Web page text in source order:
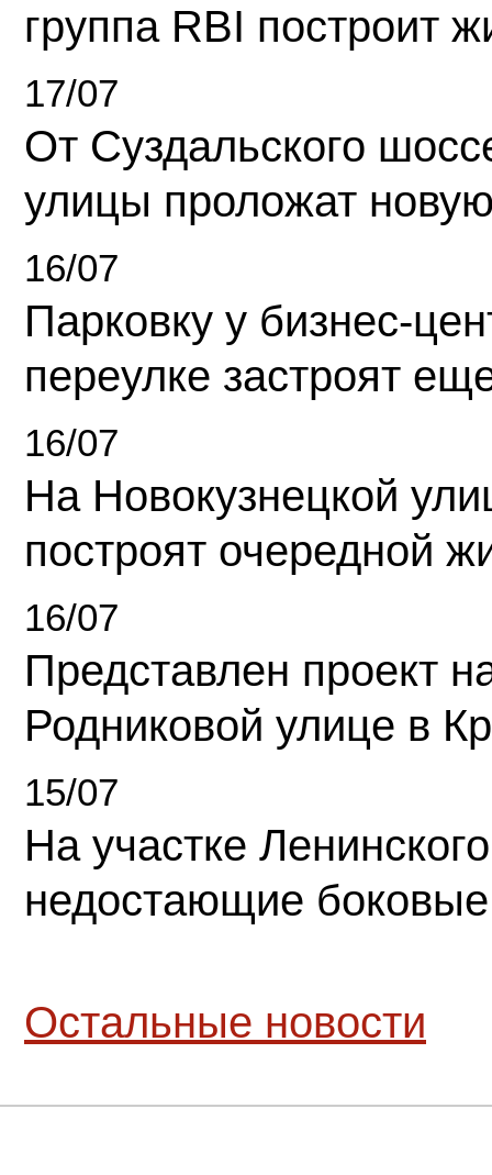
группа RBI построит
17/07
От Суздальского
улицы проложат
16/07
Парковку у бизнес-
переулке застроят
16/07
На Новокузнецкой
построят очередной
16/07
Представлен проект
Родниковой улице в
15/07
На участке
недостающие
Остальные новости